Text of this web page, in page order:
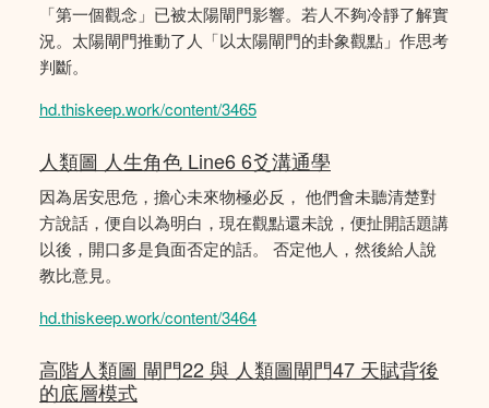
「第一個觀念」已被太陽閘門影響。若人不夠冷靜了解實
況。太陽閘門推動了人「以太陽閘門的卦象觀點」作思考
判斷。
hd.thiskeep.work/content/3465
人類圖 人生角色 Line6 6爻溝通學
因為居安思危，擔心未來物極必反， 他們會未聽清楚對
方說話，便自以為明白，現在觀點還未說，便扯開話題講
以後，開口多是負面否定的話。 否定他人，然後給人說
教比意見。
hd.thiskeep.work/content/3464
高階人類圖 閘門22 與 人類圖閘門47 天賦背後
的底層模式